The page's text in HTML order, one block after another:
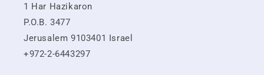
1 Har Hazikaron
P.O.B. 3477
Jerusalem 9103401 Israel
+972-2-6443297